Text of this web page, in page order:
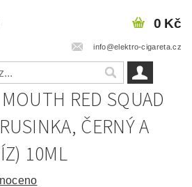
info@elektro-cigareta.cz
0 Kč
RED SQUAD
ČERNÝ A
10ML